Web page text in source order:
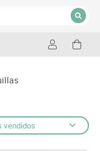
CERRAR
vendidos